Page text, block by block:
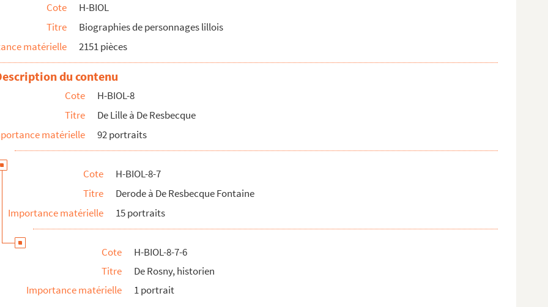
Cote
H-BIOL
Titre
Biographies de personnages lillois
matérielle
2151 pièces
du contenu
Cote
H-BIOL-8
Titre
De Lille à De Resbecque
matérielle
92 portraits
Cote
H-BIOL-8-7
Titre
Derode à De Resbecque Fontaine
Importance matérielle
15 portraits
Cote
H-BIOL-8-7-6
Titre
De Rosny, historien
Importance matérielle
1 portrait